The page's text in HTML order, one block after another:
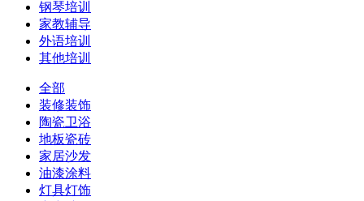
钢琴培训
家教辅导
外语培训
其他培训
全部
装修装饰
陶瓷卫浴
地板瓷砖
家居沙发
油漆涂料
灯具灯饰